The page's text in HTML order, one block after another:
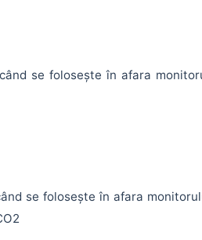
se folosește în afara
se folosește în afara